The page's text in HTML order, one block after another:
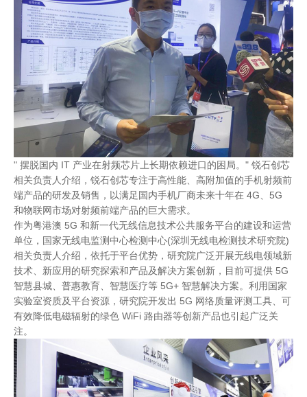
" 摆脱国内 IT 产业在射频芯片上长期依赖进口的困局。" 锐石创芯
相关负责人介绍，锐石创芯专注于高性能、高附加值的手机射频前
端产品的研发及销售，以满足国内手机厂商未来十年在 4G、5G
和物联网市场对射频前端产品的巨大需求。
作为粤港澳 5G 和新一代无线信息技术公共服务平台的建设和运营
单位，国家无线电监测中心检测中心(深圳无线电检测技术研究院)
相关负责人介绍，依托于平台优势，研究院广泛开展无线电领域新
技术、新应用的研究探索和产品及解决方案创新，目前可提供 5G
智慧县城、普惠教育、智慧医疗等 5G+ 智慧解决方案。利用国家
实验室资质及平台资源，研究院开发出 5G 网络质量评测工具、可
有效降低电磁辐射的绿色 WiFi 路由器等创新产品也引起广泛关
注。